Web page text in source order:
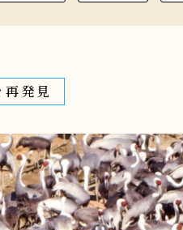
再発見